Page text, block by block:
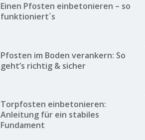
Einen Pfosten einbetonieren – so
funktioniert´s
Pfosten im Boden verankern: So
geht’s richtig & sicher
Torpfosten einbetonieren:
Anleitung für ein stabiles
Fundament